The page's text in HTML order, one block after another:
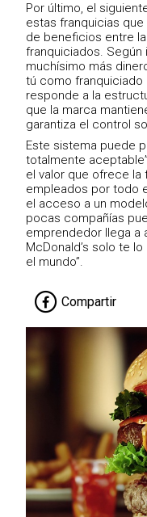
Por último, el
estas franquicias
de beneficios entre
franquiciados. Según
muchísimo más
tú como franquiciado
responde a la
que la marca
garantiza el control
Este sistema puede
totalmente
el valor que ofrece la
empleados por todo
el acceso a un
pocas compañías
emprendedor llega a
McDonald’s solo te
el mundo”.
Compartir